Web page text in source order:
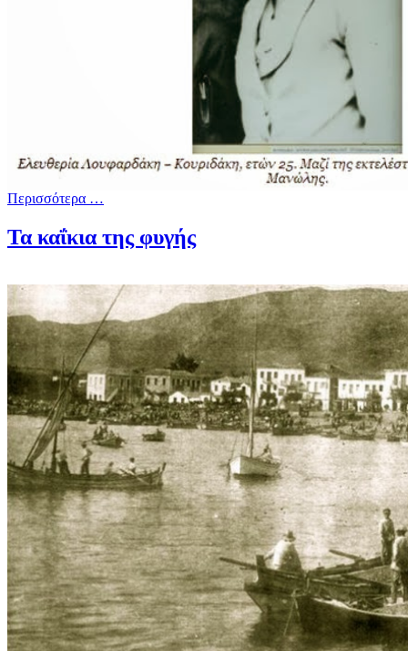
Περισσότερα …
Τα καΐκια της φυγής